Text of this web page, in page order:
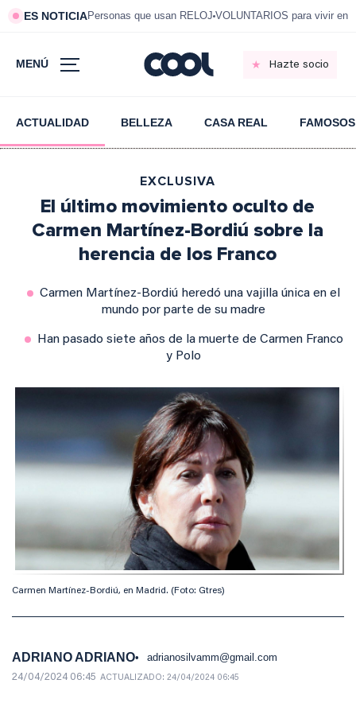
ES NOTICIAPersonas que usan RELOJ VOLUNTARIOS para vivir en
MENÚ Hazte socio
ACTUALIDAD BELLEZA CASA REAL FAMOSOS
EXCLUSIVA
El último movimiento oculto de
Carmen Martínez-Bordiú sobre la
herencia de los Franco
Carmen Martínez-Bordiú heredó una vajilla única en el
mundo por parte de su madre
Han pasado siete años de la muerte de Carmen Franco
y Polo
Carmen Martínez-Bordiú, en Madrid. (Foto: Gtres)
ADRIANO ADRIANO adrianosilvamm@gmail.com
24/04/2024 06:45 ACTUALIZADO: 24/04/2024 06:45